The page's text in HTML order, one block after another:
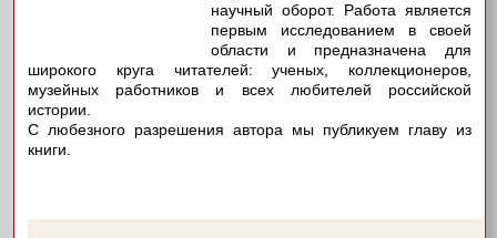
научный оборот. Работа является
первым исследованием в своей
области и предназначена для
широкого круга читателей: ученых, коллекционеров,
музейных работников и всех любителей российской
истории.
С любезного разрешения автора мы публикуем главу из
книги.